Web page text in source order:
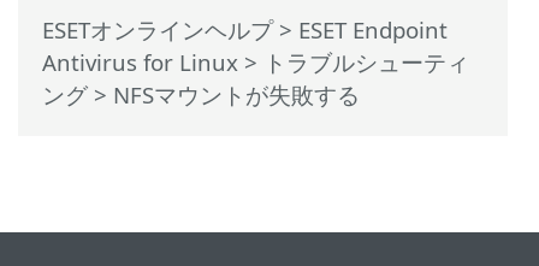
ESETオンラインヘルプ> ESET Endpoint
Antivirus for Linux > トラブルシューティ
ング > NFSマウントが失敗する